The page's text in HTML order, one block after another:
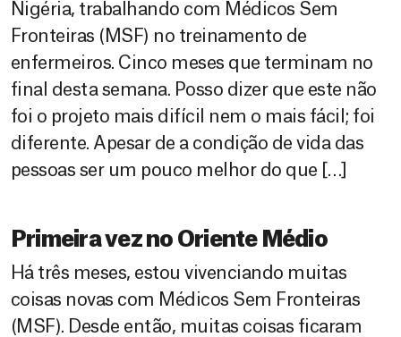
Nigéria, trabalhando com Médicos Sem
Fronteiras (MSF) no treinamento de
enfermeiros. Cinco meses que terminam no
final desta semana. Posso dizer que este não
foi o projeto mais difícil nem o mais fácil; foi
diferente. Apesar de a condição de vida das
pessoas ser um pouco melhor do que […]
Primeira vez no Oriente Médio
Há três meses, estou vivenciando muitas
coisas novas com Médicos Sem Fronteiras
(MSF). Desde então, muitas coisas ficaram